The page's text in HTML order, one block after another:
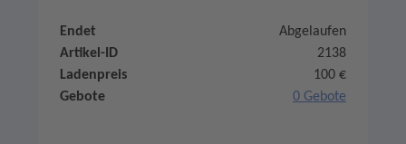
Endet
Abgelaufen
Artikel-ID
2138
Ladenpreis
100 €
Gebote
0 Gebote